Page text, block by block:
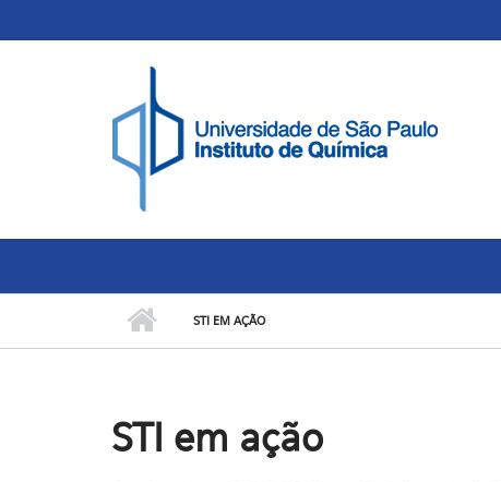
STI EM AÇÃO
STI em ação